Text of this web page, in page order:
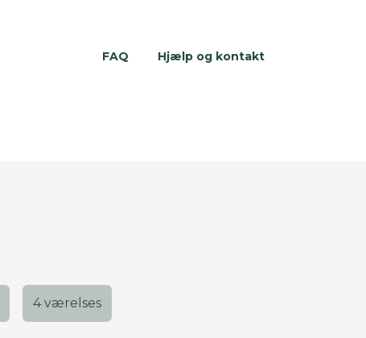
FAQ Hjælp og kontakt
4 værelses